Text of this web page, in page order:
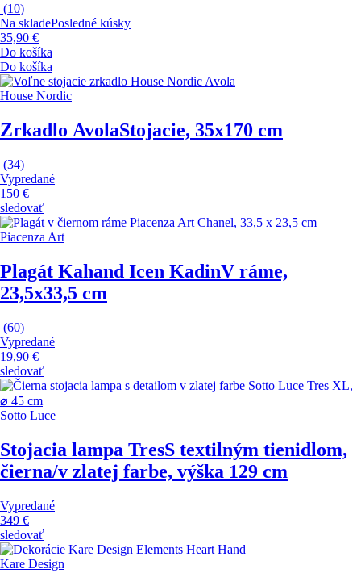
(10)
Na skladePosledné kúsky
35,90 €
Do košíka
Do košíka
House Nordic
Zrkadlo AvolaStojacie, 35x170 cm
(34)
Vypredané
150 €
sledovať
Piacenza Art
Plagát Kahand Icen KadinV ráme,
23,5x33,5 cm
(60)
Vypredané
19,90 €
sledovať
Sotto Luce
Stojacia lampa TresS textilným tienidlom,
čierna/v zlatej farbe, výška 129 cm
Vypredané
349 €
sledovať
Kare Design